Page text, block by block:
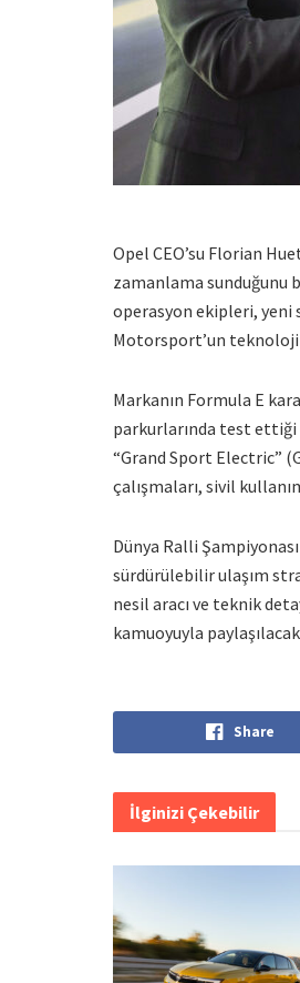
Opel CEO’su Florian
zamanlama
operasyon ekipleri, yeni
Motorsport’un
Markanın Formula E
parkurlarında test
“Grand Sport Electric”
çalışmaları, sivil
Dünya Ralli
sürdürülebilir ulaşım
nesil aracı ve teknik
kamuoyuyla
Share
İlginizi Çekebilir